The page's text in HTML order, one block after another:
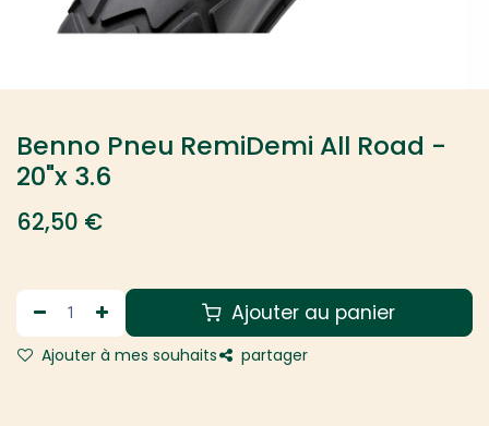
Benno Pneu RemiDemi All Road -
20"x 3.6
62,50 €
Ajouter au panier
Ajouter à mes souhaits partager